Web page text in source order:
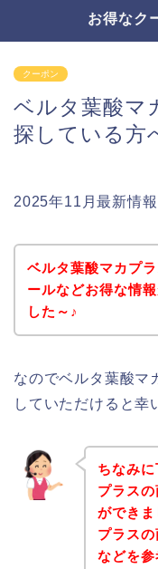
お得なク
クーポン
ベルタ葉酸マ
探している方
2025年11月最新情報
ベルタ葉酸マカプ
ールなどお得な情
した～♪
なのでベルタ葉酸マ
していただけると幸
ちなみ
プラス
ができ
プラス
などを